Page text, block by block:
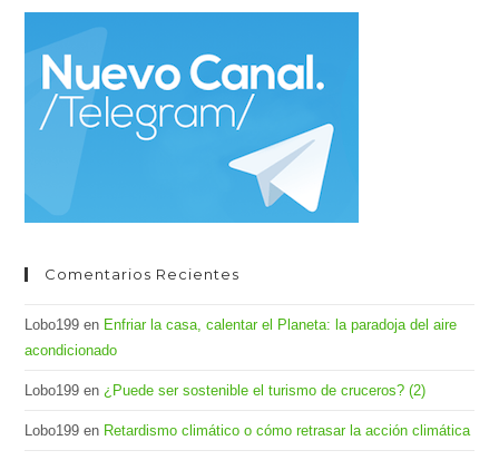
Comentarios Recientes
Lobo199 en Enfriar la casa, calentar el Planeta: la paradoja del aire
acondicionado
Lobo199 en ¿Puede ser sostenible el turismo de cruceros? (2)
Lobo199 en Retardismo climático o cómo retrasar la acción climática